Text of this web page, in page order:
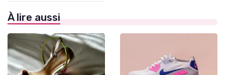
À lire aussi